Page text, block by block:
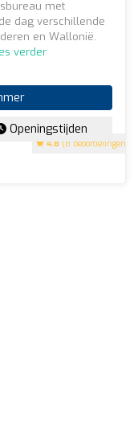
4.8 (8 beoordelingen)
met
dag verschillende
en Wallonië.
verder
Openingstijden